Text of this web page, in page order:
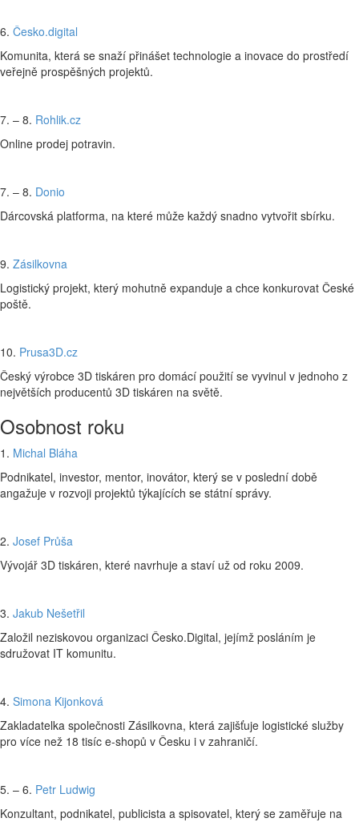
6. Česko.digital
Komunita, která se snaží přinášet technologie a inovace do prostředí
veřejně prospěšných projektů.
7. – 8. Rohlik.cz
Online prodej potravin.
7. – 8. Donio
Dárcovská platforma, na které může každý snadno vytvořit sbírku.
9. Zásilkovna
Logistický projekt, který mohutně expanduje a chce konkurovat České
poště.
10. Prusa3D.cz
Český výrobce 3D tiskáren pro domácí použití se vyvinul v jednoho z
největších producentů 3D tiskáren na světě.
Osobnost roku
1. Michal Bláha
Podnikatel, investor, mentor, inovátor, který se v poslední době
angažuje v rozvoji projektů týkajících se státní správy.
2. Josef Průša
Vývojář 3D tiskáren, které navrhuje a staví už od roku 2009.
3. Jakub Nešetřil
Založil neziskovou organizaci Česko.Digital, jejímž posláním je
sdružovat IT komunitu.
4. Simona Kijonková
Zakladatelka společnosti Zásilkovna, která zajišťuje logistické služby
pro více než 18 tisíc e-shopů v Česku i v zahraničí.
5. – 6. Petr Ludwig
Konzultant, podnikatel, publicista a spisovatel, který se zaměřuje na